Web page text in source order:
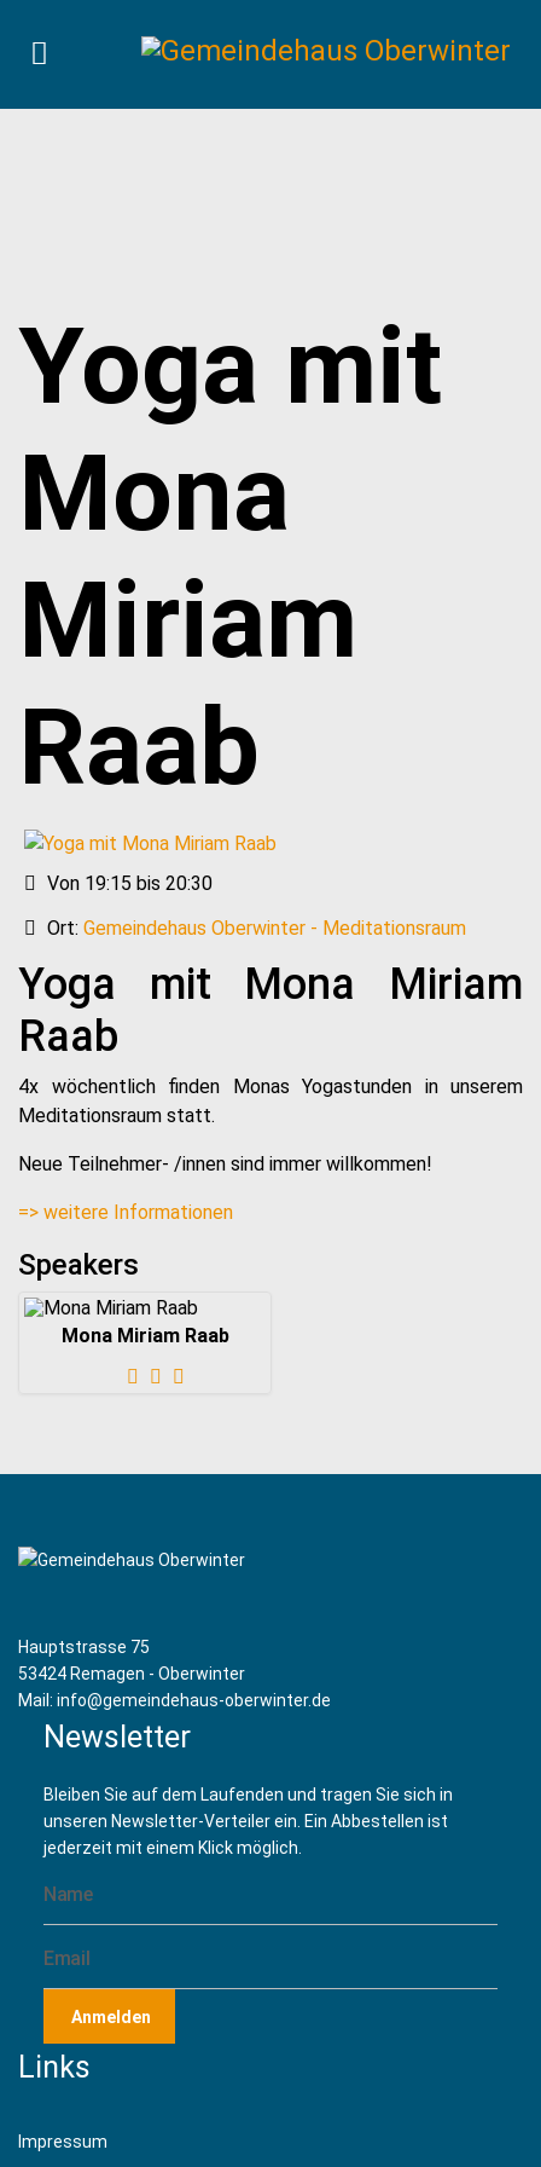
Yoga mit
Mona
Miriam
Raab
Von 19:15 bis 20:30
Ort: Gemeindehaus Oberwinter - Meditationsraum
Yoga mit Mona Miriam
Raab
4x wöchentlich finden Monas Yogastunden in unserem
Meditationsraum statt.
Neue Teilnehmer- /innen sind immer willkommen!
=> weitere Informationen
Speakers
Mona Miriam Raab
Hauptstrasse 75
53424 Remagen - Oberwinter
Mail: info@gemeindehaus-oberwinter.de
Newsletter
Bleiben Sie auf dem Laufenden und tragen Sie sich in
unseren Newsletter-Verteiler ein. Ein Abbestellen ist
jederzeit mit einem Klick möglich.
Anmelden
Links
Impressum